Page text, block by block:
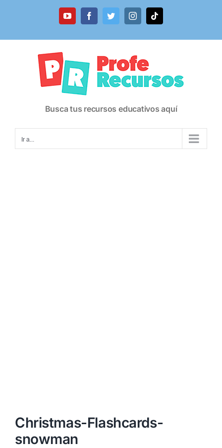
YouTubeFacebookTwitterInstagramTiktok
Busca tus recursos educativos aquí
Ir a...
Christmas-Flashcards-
snowman